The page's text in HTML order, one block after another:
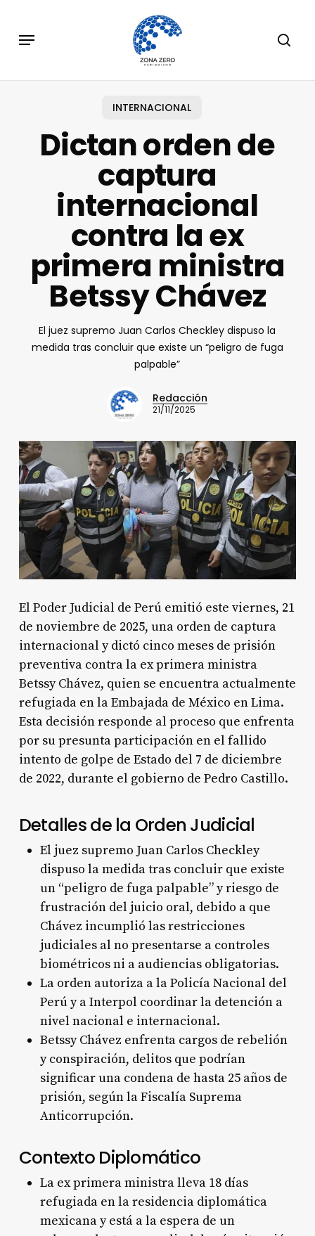
main
Menu
INTERNACIONAL
Dictan orden de
captura
internacional
contra la ex
primera ministra
Betssy Chávez
El juez supremo Juan Carlos Checkley dispuso la
medida tras concluir que existe un “peligro de fuga
palpable”
Redacción
21/11/2025
El Poder Judicial de Perú emitió este viernes, 21
de noviembre de 2025, una orden de captura
internacional y dictó cinco meses de prisión
preventiva contra la ex primera ministra
Betssy Chávez, quien se encuentra actualmente
refugiada en la Embajada de México en Lima.
Esta decisión responde al proceso que enfrenta
por su presunta participación en el fallido
intento de golpe de Estado del 7 de diciembre
de 2022, durante el gobierno de Pedro Castillo.
Detalles de la Orden Judicial
El juez supremo Juan Carlos Checkley
dispuso la medida tras concluir que existe
un “peligro de fuga palpable” y riesgo de
frustración del juicio oral, debido a que
Chávez incumplió las restricciones
judiciales al no presentarse a controles
biométricos ni a audiencias obligatorias.
La orden autoriza a la Policía Nacional del
Perú y a Interpol coordinar la detención a
nivel nacional e internacional.
Betssy Chávez enfrenta cargos de rebelión
y conspiración, delitos que podrían
significar una condena de hasta 25 años de
prisión, según la Fiscalía Suprema
Anticorrupción.
Contexto Diplomático
La ex primera ministra lleva 18 días
refugiada en la residencia diplomática
mexicana y está a la espera de un